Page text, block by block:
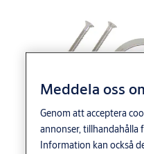
Meddela oss
Genom att acceptera
annonser, tillhandahålla
Information kan också